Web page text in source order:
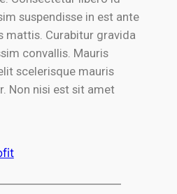
suspendisse in est ante
mattis. Curabitur gravida
convallis. Mauris
scelerisque mauris
Non nisi est sit amet